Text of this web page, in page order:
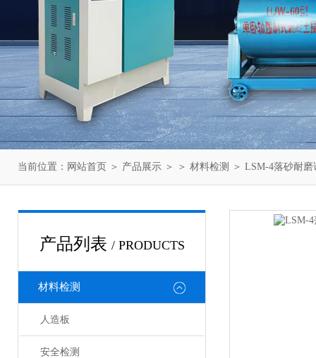
当前位置： 网站首页 ＞ 产品展示 ＞ ＞ 材料检测 ＞ LSM-4落砂耐
产品列表 / PRODUCTS
材料检测
人造板
安全检测